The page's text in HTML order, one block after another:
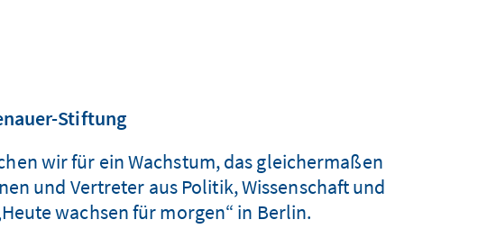
Stiftung
wir für ein Wachstum, das gleichermaßen
und Vertreter aus Politik, Wissenschaft und
wachsen für morgen“ in Berlin.